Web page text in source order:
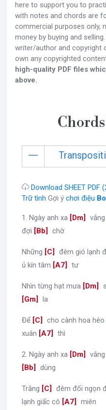
here to support you to
with notes and chords are
commercial purposes only,
money by buying and
writer/author and copyright
own any copyrighted
high-quality PDF files
above.
Download SHEET PDF
Trữ tình Gợi ý chơi điệu
1. Ngày anh xa [Dm
đợi [Bb chờ
Những [C đêm gió lạnh
ủ kín tâm [A7 tư
Nhìn từng hạt mưa [Dm
Gm
la
Để [C cho cành hoa héo
xuân [A7 thì
2. Ngày anh xa [Dm
Bb
dùng
Trắng [C đêm đối ngọn
lạnh giấc cô [A7 miên